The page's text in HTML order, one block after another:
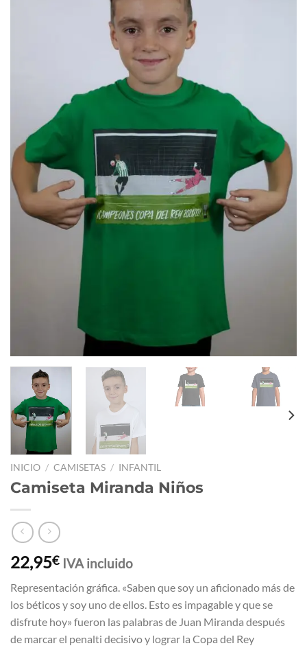
INICIO / CAMISETAS / INFANTIL
Camiseta Miranda Niños
22,95€ IVA incluido
Representación gráfica. «Saben que soy un aficionado más de
los béticos y soy uno de ellos. Esto es impagable y que se
disfrute hoy» fueron las palabras de Juan Miranda después
de marcar el penalti decisivo y lograr la Copa del Rey